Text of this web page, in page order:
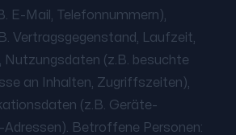
E-Mail, Telefonnummern),
Vertragsgegenstand, Laufzeit,
Nutzungsdaten (z.B. besuchte
an Inhalten, Zugriffszeiten),
(z.B. Geräte-
Adressen). Betroffene Personen: